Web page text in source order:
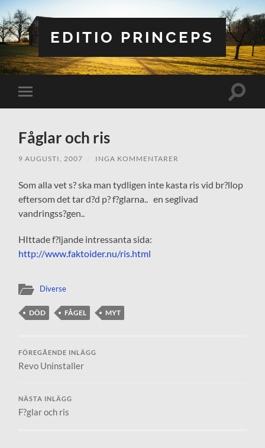
EDITIO PRINCEPS
Slå
på/av
Slå
Fåglar och ris
9 AUGUSTI, 2007 INGA KOMMENTARER
Som alla vet s? ska man tydligen inte kasta ris vid br?llop
eftersom det tar d?d p? f?glarna.. en seglivad
vandringss?gen..
HIttade f?ljande intressanta sida:
http://www.faktoider.nu/ris.html
Diverse
DÖD FÅGEL MYT
FÖREGÅENDE INLÄGG
Revo Uninstaller
NÄSTA INLÄGG
F?glar och ris